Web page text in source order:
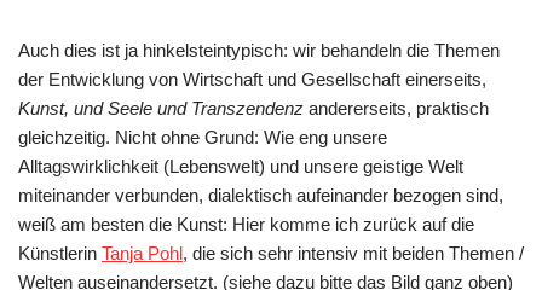
Auch dies ist ja hinkelsteintypisch: wir behandeln die Themen
der Entwicklung von Wirtschaft und Gesellschaft einerseits,
Kunst, und Seele und Transzendenz andererseits, praktisch
gleichzeitig. Nicht ohne Grund: Wie eng unsere
Alltagswirklichkeit (Lebenswelt) und unsere geistige Welt
miteinander verbunden, dialektisch aufeinander bezogen sind,
weiß am besten die Kunst: Hier komme ich zurück auf die
Künstlerin Tanja Pohl, die sich sehr intensiv mit beiden Themen /
Welten auseinandersetzt. (siehe dazu bitte das Bild ganz oben)